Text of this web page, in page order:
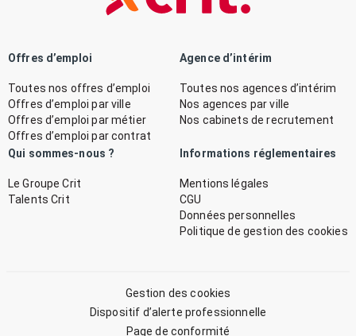
Offres d’emploi
Toutes nos offres d’emploi
Offres d’emploi par ville
Offres d’emploi par métier
Offres d’emploi par contrat
Agence d’intérim
Toutes nos agences d’intérim
Nos agences par ville
Nos cabinets de recrutement
Qui sommes-nous ?
Le Groupe Crit
Talents Crit
Informations réglementaires
Mentions légales
CGU
Données personnelles
Politique de gestion des cookies
Gestion des cookies
Dispositif d’alerte professionnelle
Page de conformité